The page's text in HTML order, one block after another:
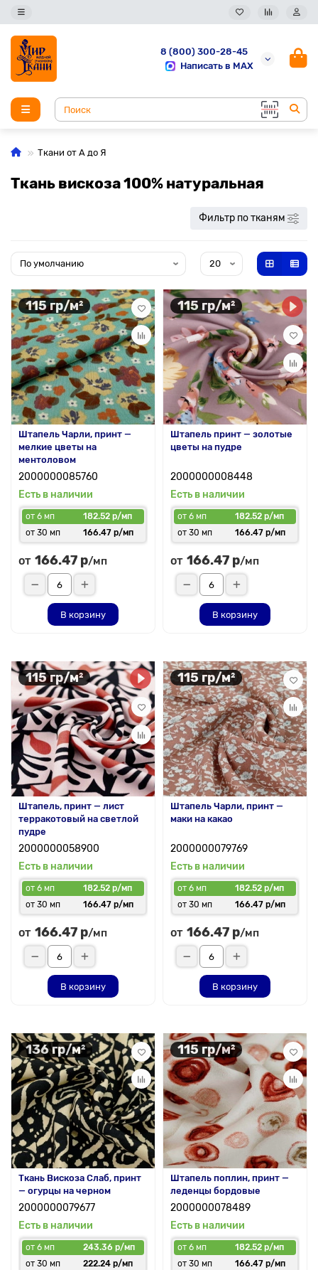
8 (800) 300-28-45
Написать в MAX
Ткани от А до Я
Ткань вискоза 100% натуральная
Фильтр по тканям
115 гр/м²
Штапель Чарли, принт —
мелкие цветы на
ментоловом
2000000085760
Есть в наличии
от 6 мп
182.52 р/мп
от 30 мп
166.47 р/мп
от 166.47 р/мп
В корзину
115 гр/м²
Штапель принт — золотые
цветы на пудре
2000000008448
Есть в наличии
от 6 мп
182.52 р/мп
от 30 мп
166.47 р/мп
от 166.47 р/мп
В корзину
115 гр/м²
Штапель, принт — лист
терракотовый на светлой
пудре
2000000058900
Есть в наличии
от 6 мп
182.52 р/мп
от 30 мп
166.47 р/мп
от 166.47 р/мп
В корзину
115 гр/м²
Штапель Чарли, принт —
маки на какао
2000000079769
Есть в наличии
от 6 мп
182.52 р/мп
от 30 мп
166.47 р/мп
от 166.47 р/мп
В корзину
136 гр/м²
Ткань Вискоза Слаб, принт
— огурцы на черном
2000000079677
Есть в наличии
от 6 мп
243.36 р/мп
от 30 мп
222.24 р/мп
115 гр/м²
Штапель поплин, принт —
леденцы бордовые
2000000078489
Есть в наличии
от 6 мп
182.52 р/мп
от 30 мп
166.47 р/мп